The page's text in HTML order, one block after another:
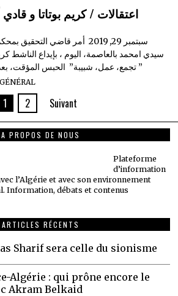
اعتقالات / كريم بوتاتا و
سيدي امحمد بالعاصمة، اليوم ، بإيداع الناشط
” تجمع، عمل، شبيبة” الحبس المؤقت،
GÉNÉRAL
1 2 Suivant
A PROPOS DE NOUS
Plateforme
d’information
l’Algérie et avec son environnement
Information, débats et contenus
ARTICLES RÉCENTS
Sharif sera celle du sionisme
Algérie : qui prône encore le
Akram Belkaid